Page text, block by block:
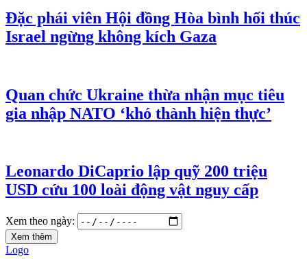
Đặc phái viên Hội đồng Hòa bình hối thúc
Israel ngừng không kích Gaza
Quan chức Ukraine thừa nhận mục tiêu
gia nhập NATO ‘khó thành hiện thực’
Leonardo DiCaprio lập quỹ 200 triệu
USD cứu 100 loài động vật nguy cấp
Xem theo ngày:
Xem thêm
Logo